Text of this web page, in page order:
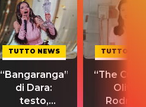
TUTTO NEWS
“Bangaranga”
di Dara:
testo,
TUTTO
“The
Olivia